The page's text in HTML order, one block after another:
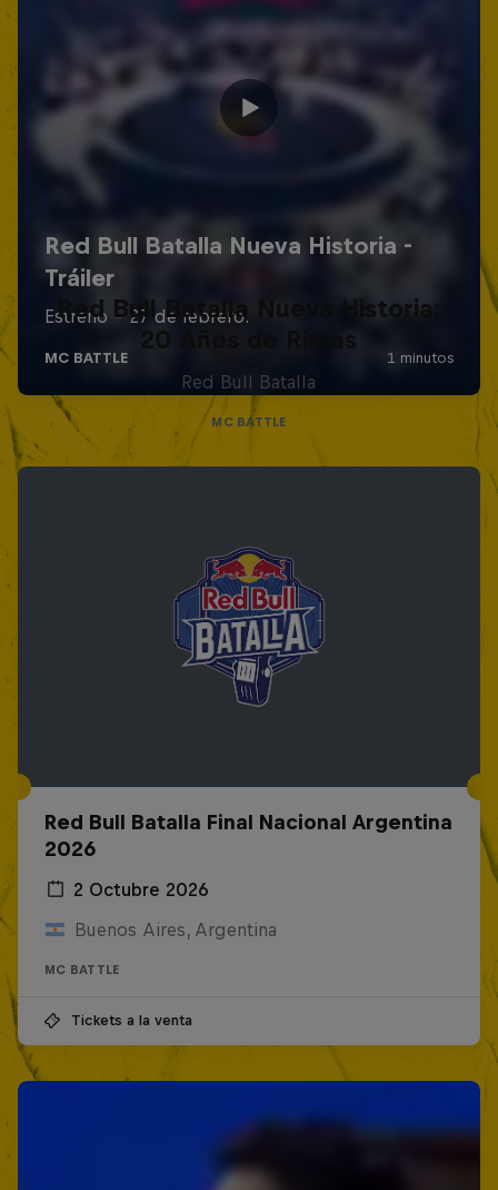
Red Bull Batalla Nueva Historia:
20 Años de Rimas
Red Bull Batalla
MC BATTLE
Red Bull Batalla Final Nacional Argentina
2026
2 Octubre 2026
Buenos Aires, Argentina
MC BATTLE
Tickets a la venta